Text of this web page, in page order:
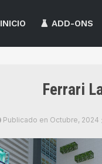
INICIO ADD-ONS
Ferrari
Publicado en Octubre, 2024